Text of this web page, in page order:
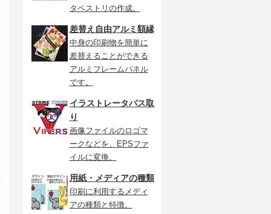
タペストリの作成。
差替え自由アルミ額縁
中身の印刷物を簡単に
差替えることができる
アルミフレームパネル
です。
イラストレータパス取
り
画像ファイルのロゴマ
ークなどを、EPSファ
イルに変換。
用紙・メディアの種類
印刷に利用するメディ
アの種類と特徴。